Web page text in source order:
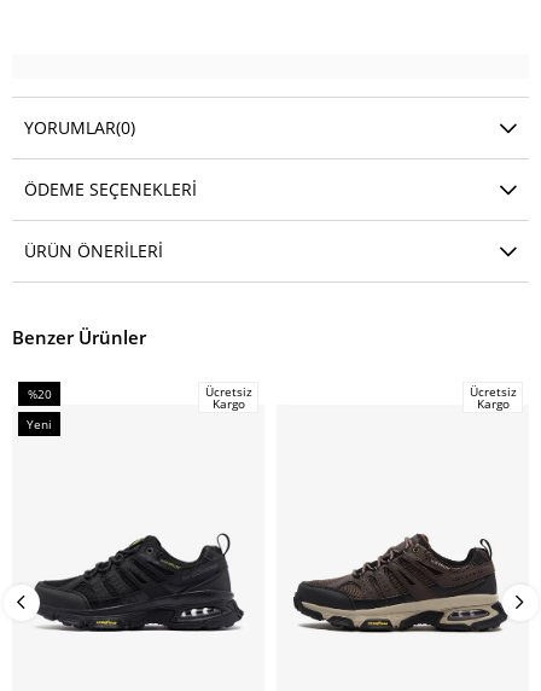
YORUMLAR(0)
ÖDEME SEÇENEKLERI
ÜRÜN ÖNERILERI
Benzer Ürünler
%20
İndirim
Yeni
Ücretsiz
Kargo
Ücretsiz
Kargo